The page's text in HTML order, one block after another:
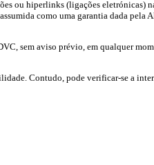
hiperlinks (ligações eletrónicas)
como uma garantia dada
sem aviso prévio, em qualquer
Contudo, pode verificar-se a